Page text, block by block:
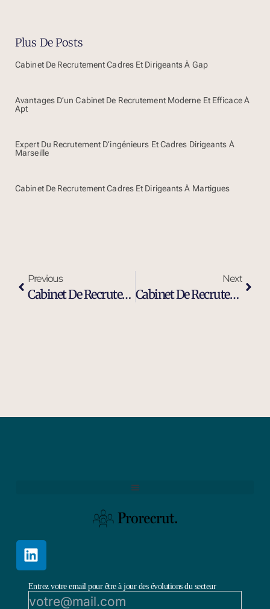
Plus De Posts
Cabinet De Recrutement Cadres Et Dirigeants À Gap
Avantages D’un Cabinet De Recrutement Moderne Et Efficace À
Apt
Expert Du Recrutement D’ingénieurs Et Cadres Dirigeants À
Marseille
Cabinet De Recrutement Cadres Et Dirigeants À Martigues
Previous
Cabinet De Recrutement Et Chasseurs De Têtes À Gap
Next
Cabinet De Recrutement Industrie Et Ingénierie À Gap
Entrez votre email pour être à jour des évolutions du secteur